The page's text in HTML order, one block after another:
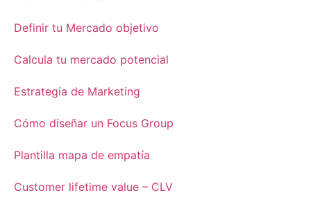
Definir tu Mercado objetivo
Calcula tu mercado potencial
Estrategia de Marketing
Cómo diseñar un Focus Group
Plantilla mapa de empatía
Customer lifetime value – CLV